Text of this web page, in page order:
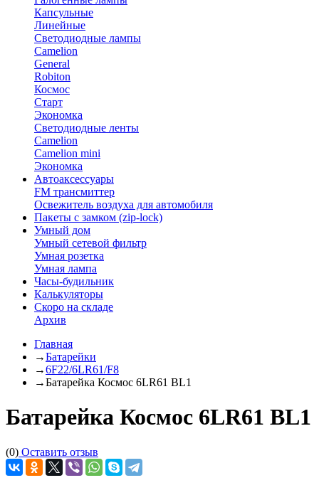
Капсульные
Линейные
Светодиодные лампы
Camelion
General
Robiton
Космос
Старт
Экономка
Светодиодные ленты
Camelion
Camelion mini
Экономка
Автоаксессуары
FM трансмиттер
Освежитель воздуха для автомобиля
Пакеты с замком (zip-lock)
Умный дом
Умный сетевой фильтр
Умная розетка
Умная лампа
Часы-будильник
Калькуляторы
Скоро на складе
Архив
Главная
→Батарейки
→6F22/6LR61/F8
→Батарейка Космос 6LR61 BL1
Батарейка Космос 6LR61 BL1
(0) Оставить отзыв